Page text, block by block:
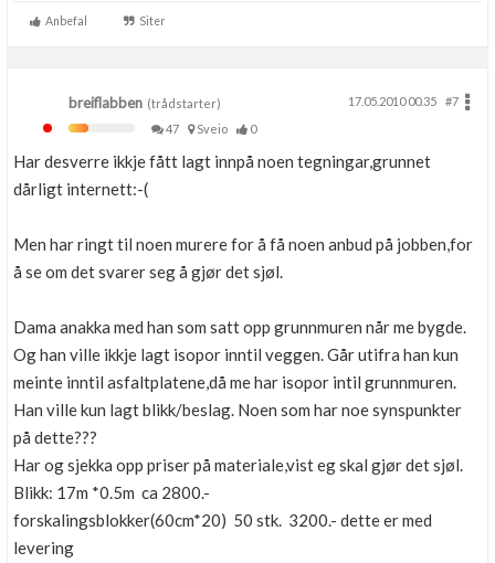
Anbefal Siter
breiflabben (trådstarter) 17.05.2010 00.35
#7
47
Sveio 0
Har desverre ikkje fått lagt innpå noen tegningar,grunnet
dårligt internett:-(
Men har ringt til noen murere for å få noen anbud på jobben,for
å se om det svarer seg å gjør det sjøl.
Dama anakka med han som satt opp grunnmuren når me bygde.
Og han ville ikkje lagt isopor inntil veggen. Går utifra han kun
meinte inntil asfaltplatene,då me har isopor intil grunnmuren.
Han ville kun lagt blikk/beslag. Noen som har noe synspunkter
på dette???
Har og sjekka opp priser på materiale,vist eg skal gjør det sjøl.
Blikk: 17m *0.5m ca 2800.-
forskalingsblokker(60cm*20) 50 stk. 3200.- dette er med
levering